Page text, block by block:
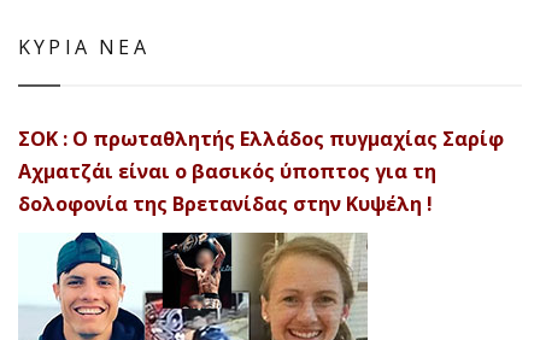
ΚΥΡΙΑ ΝΕΑ
ΣΟΚ : Ο πρωταθλητής Ελλάδος πυγμαχίας Σαρίφ
Αχματζάι είναι ο βασικός ύποπτος για τη
δολοφονία της Βρετανίδας στην Κυψέλη !